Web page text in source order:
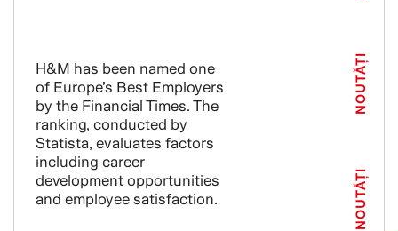
H&M has been named one
of Europe’s Best Employers
by the Financial Times. The
ranking, conducted by
Statista, evaluates factors
including career
development opportunities
and employee satisfaction.
NOUTĂȚI
NOUTĂȚI